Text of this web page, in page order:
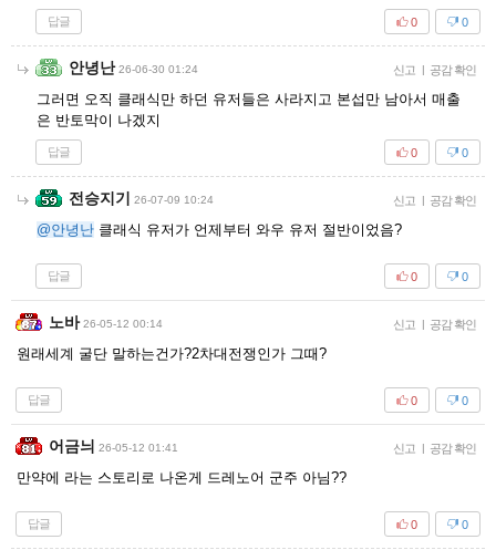
답글 0
0
안녕난 26-06-30 01:24 신고 | 공감 확인
그러면 오직 클래식만 하던 유저들은 사라지고 본섭만 남아서 매출
은 반토막이 나겠지
답글 0
0
전승지기 26-07-09 10:24 신고 | 공감 확인
@안녕난 클래식 유저가 언제부터 와우 유저 절반이었음?
답글 0
0
노바 26-05-12 00:14 신고 | 공감 확인
원래세계 굴단 말하는건가?2차대전쟁인가 그때?
답글 0
0
어금늬 26-05-12 01:41 신고 | 공감 확인
만약에 라는 스토리로 나온게 드레노어 군주 아님??
답글 0
0